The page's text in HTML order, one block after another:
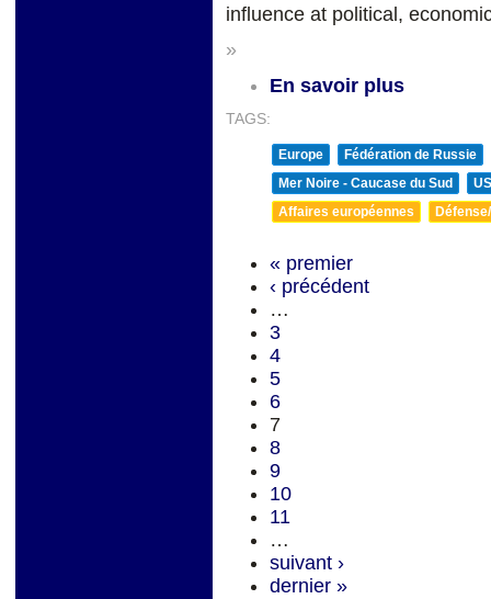
influence at political,
»
En savoir plus
TAGS:
Europe
Fédération de Russie
Mer Noire - Caucase du Sud
Affaires européennes
« premier
‹ précédent
…
3
4
5
6
7
8
9
10
11
…
suivant ›
dernier »